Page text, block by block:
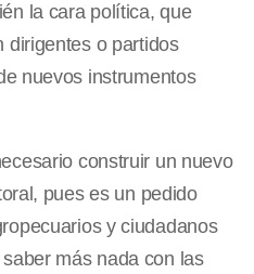
la cara política, que
dirigentes o partidos
nuevos instrumentos
construir un nuevo
pues es un pedido
y ciudadanos
más nada con las